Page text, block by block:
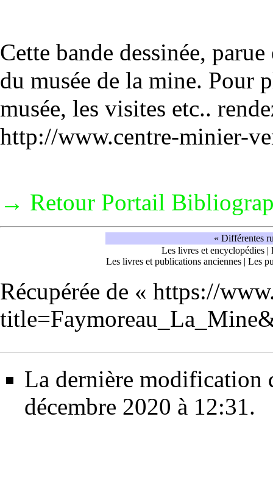
Cette bande dessinée,
du musée de la mine. Pour
musée, les visites etc..
http://www.centre-minier-
→ Retour Portail
« Différentes
Les livres et encyclopédies|
Les livres et publications anciennes | Les
Récupérée de « https://
La dernière modification
décembre 2020 à 12:31.